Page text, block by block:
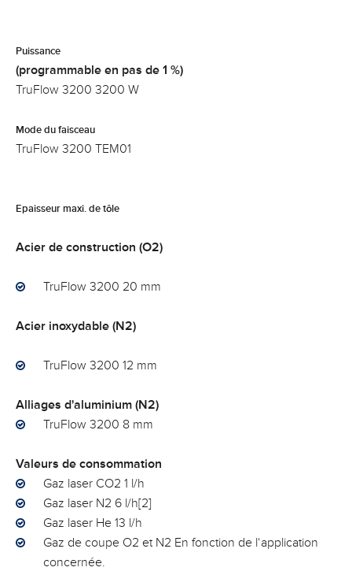
Puissance
(programmable en pas de 1 %)
TruFlow 3200 3200 W
Mode du faisceau
TruFlow 3200 TEM01
Epaisseur maxi. de tôle
Acier de construction (O2)
TruFlow 3200 20 mm
Acier inoxydable (N2)
TruFlow 3200 12 mm
Alliages d'aluminium (N2)
TruFlow 3200 8 mm
Valeurs de consommation
Gaz laser CO2 1 l/h
Gaz laser N2 6 l/h[2]
Gaz laser He 13 l/h
Gaz de coupe O2 et N2 En fonction de l‘application
concernée.